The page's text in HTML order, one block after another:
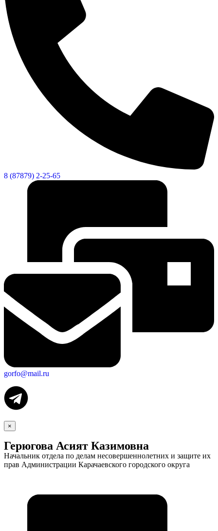
8 (87879) 2-25-65
gorfo@mail.ru
×
Герюгова Асият Казимовна
Начальник отдела по делам несовершеннолетних и защите их
прав Администрации Карачаевского городского округа